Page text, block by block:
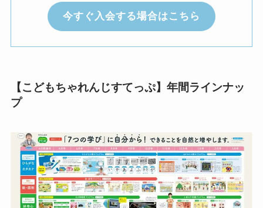
今すぐ入会する場合はこちら
【こどもちゃれんじすてっぷ】年間ラインナッ
プ